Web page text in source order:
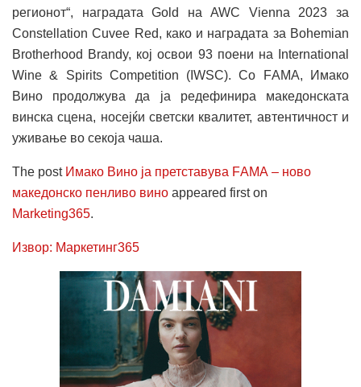
регионот“, наградата Gold на AWC Vienna 2023 за
Constellation Cuvee Red, како и наградата за Bohemian
Brotherhood Brandy, кој освои 93 поени на International
Wine & Spirits Competition (IWSC). Со FАМА, Имако
Вино продолжува да ја редефинира македонската
винска сцена, носејќи светски квалитет, автентичност и
уживање во секоја чаша.
The post Имако Вино ја претставува FАМА – ново
македонско пенливо вино appeared first on
Marketing365.
Извор: Маркетинг365